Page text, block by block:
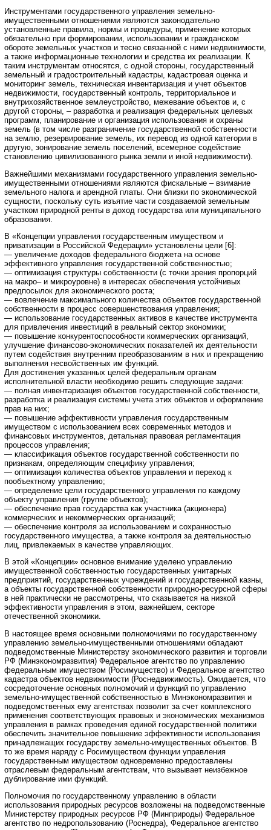
Инструментами государственного управления земельно-
имущественными отношениями являются законодательно
установленные правила, нормы и процедуры, применение которых
обязательно при формировании, использовании и гражданском
обороте земельных участков и тесно связанной с ними недвижимости,
а также информационные технологии и средства их реализации. К
таким инструментам относятся, с одной стороны, государственный
земельный и градостроительный кадастры, кадастровая оценка и
мониторинг земель, техническая инвентаризация и учет объектов
недвижимости, государственный контроль, территориальное и
внутрихозяйственное землеустройство, межевание объектов и, с
другой стороны, – разработка и реализация федеральных целевых
программ, планирование и организация использования и охраны
земель (в том числе разграничение государственной собственности
на землю, резервирование земель, их перевод из одной категории в
другую, зонирование земель поселений, всемерное содействие
становлению цивилизованного рынка земли и иной недвижимости).
Важнейшими механизмами государственного управления земельно-
имущественными отношениями являются фискальные – взимание
земельного налога и арендной платы. Они близки по экономической
сущности, поскольку суть изъятие части создаваемой земельным
участком природной ренты в доход государства или муниципального
образования.
В «Концепции управления государственным имуществом и
приватизации в Российской Федерации» установлены цели [6]:
— увеличение доходов федерального бюджета на основе
эффективного управления государственной собственностью;
— оптимизация структуры собственности (с точки зрения пропорций
на макро– и микроуровне) в интересах обеспечения устойчивых
предпосылок для экономического роста;
— вовлечение максимального количества объектов государственной
собственности в процесс совершенствования управления;
— использование государственных активов в качестве инструмента
для привлечения инвестиций в реальный сектор экономики;
— повышение конкурентоспособности коммерческих организаций,
улучшение финансово-экономических показателей их деятельности
путем содействия внутренним преобразованиям в них и прекращению
выполнения несвойственных им функций.
Для достижения указанных целей федеральным органам
исполнительной власти необходимо решить следующие задачи:
— полная инвентаризация объектов государственной собственности,
разработка и реализация системы учета этих объектов и оформление
прав на них;
— повышение эффективности управления государственным
имуществом с использованием всех современных методов и
финансовых инструментов, детальная правовая регламентация
процессов управления;
— классификация объектов государственной собственности по
признакам, определяющим специфику управления;
— оптимизация количества объектов управления и переход к
пообъектному управлению;
— определение цели государственного управления по каждому
объекту управления (группе объектов);
— обеспечение прав государства как участника (акционера)
коммерческих и некоммерческих организаций;
— обеспечение контроля за использованием и сохранностью
государственного имущества, а также контроля за деятельностью
лиц, привлекаемых в качестве управляющих.
В этой «Концепции» основное внимание уделено управлению
имущественной собственностью государственных унитарных
предприятий, государственных учреждений и государственной казны,
а объекты государственной собственности природно-ресурсной сферы
в ней практически не рассмотрены, что сказывается на низкой
эффективности управления в этом, важнейшем, секторе
отечественной экономики.
В настоящее время основными полномочиями по государственному
управлению земельно-имущественными отношениями обладают
подведомственные Министерству экономического развития и торговли
РФ (Минэкономразвития) Федеральное агентство по управлению
федеральным имуществом (Росимущество) и Федеральное агентство
кадастра объектов недвижимости (Роснедвижимость). Ожидается, что
сосредоточение основных полномочий и функций по управлению
земельно-имущественной собственностью в Минэкономразвития и
подведомственных ему агентствах позволит за счет комплексного
применения соответствующих правовых и экономических механизмов
управления в рамках проведения единой государственной политики
обеспечить значительное повышение эффективности использования
принадлежащих государству земельно-имущественных объектов. В
то же время наряду с Росимуществом функции управления
государственным имуществом одновременно предоставлены
отраслевым федеральным агентствам, что вызывает неизбежное
дублирование ими функций.
Полномочия по государственному управлению в области
использования природных ресурсов возложены на подведомственные
Министерству природных ресурсов РФ (Минприроды) Федеральное
агентство по недропользованию (Роснедра), Федеральное агентство